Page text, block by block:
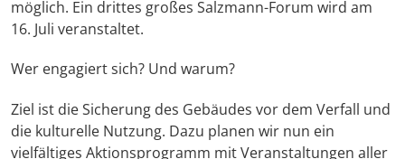
möglich. Ein drittes großes Salzmann-Forum wird am
16. Juli veranstaltet.
Wer engagiert sich? Und warum?
Ziel ist die Sicherung des Gebäudes vor dem Verfall und
die kulturelle Nutzung. Dazu planen wir nun ein
vielfältiges Aktionsprogramm mit Veranstaltungen aller